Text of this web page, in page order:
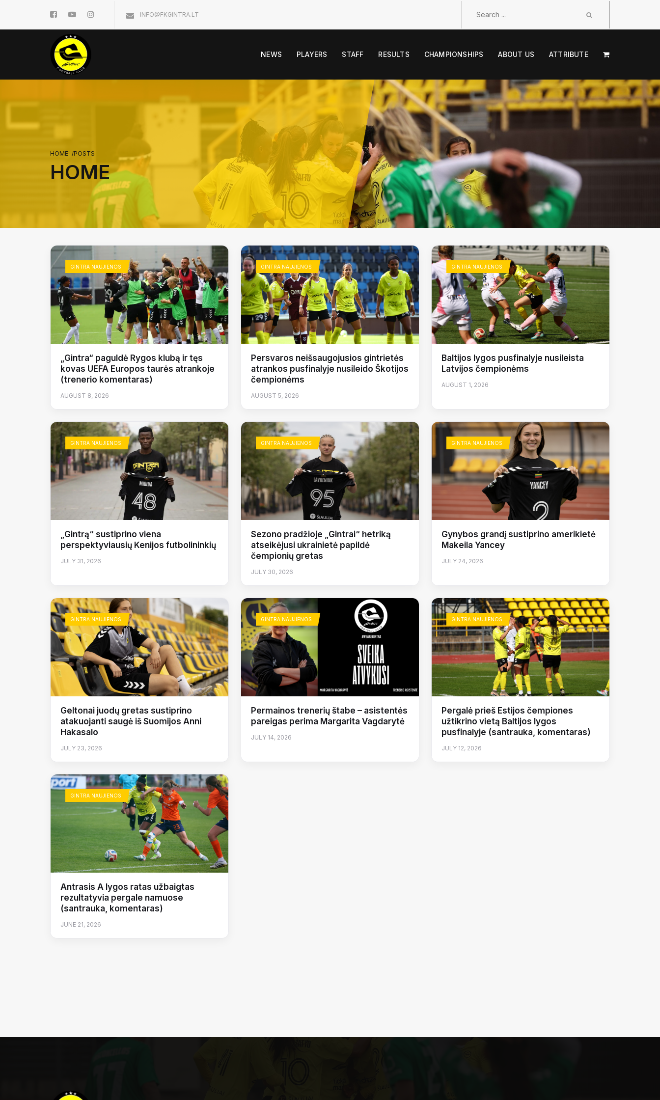
INFO@FKGINTRA.LT
NEWS PLAYERS STAFF RESULTS CHAMPIONSHIPS ABOUT US ATTRIBUTE
HOME /POSTS
HOME
GINTRA NAUJIENOS
„Gintra“ paguldė Rygos klubą ir tęs
kovas UEFA Europos taurės atrankoje
(trenerio komentaras)
AUGUST 8, 2026
GINTRA NAUJIENOS
Persvaros neišsaugojusios gintrietės
atrankos pusfinalyje nusileido Škotijos
čempionėms
AUGUST 5, 2026
GINTRA NAUJIENOS
Baltijos lygos pusfinalyje nusileista
Latvijos čempionėms
AUGUST 1, 2026
GINTRA NAUJIENOS
„Gintrą“ sustiprino viena
perspektyviausių Kenijos futbolininkių
JULY 31, 2026
GINTRA NAUJIENOS
Sezono pradžioje „Gintrai“ hetriką
atseikėjusi ukrainietė papildė
čempionių gretas
JULY 30, 2026
GINTRA NAUJIENOS
Gynybos grandį sustiprino amerikietė
Makeila Yancey
JULY 24, 2026
GINTRA NAUJIENOS
Geltonai juodų gretas sustiprino
atakuojanti saugė iš Suomijos Anni
Hakasalo
JULY 23, 2026
GINTRA NAUJIENOS
Permainos trenerių štabe – asistentės
pareigas perima Margarita Vagdarytė
JULY 14, 2026
GINTRA NAUJIENOS
Pergalė prieš Estijos čempiones
užtikrino vietą Baltijos lygos
pusfinalyje (santrauka, komentaras)
JULY 12, 2026
GINTRA NAUJIENOS
Antrasis A lygos ratas užbaigtas
rezultatyvia pergale namuose
(santrauka, komentaras)
JUNE 21, 2026